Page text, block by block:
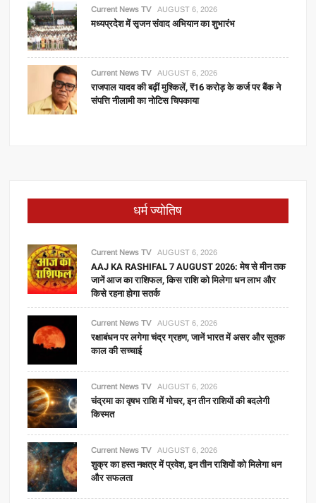
Current News TV AUGUST 6, 2026
मध्यप्रदेश में सृजन संवाद अभियान का शुभारंभ
Current News TV AUGUST 6, 2026
राजपाल यादव की बढ़ीं मुश्किलें, ₹16 करोड़ के कर्ज पर बैंक ने
संपत्ति नीलामी का नोटिस चिपकाया
धर्म ज्योतिष
Current News TV AUGUST 6, 2026
AAJ KA RASHIFAL 7 AUGUST 2026: मेष से मीन तक
जानें आज का राशिफल, किस राशि को मिलेगा धन लाभ और
किसे रहना होगा सतर्क
Current News TV AUGUST 6, 2026
रक्षाबंधन पर लगेगा चंद्र ग्रहण, जानें भारत में असर और सूतक
काल की सच्चाई
Current News TV AUGUST 6, 2026
चंद्रमा का वृषभ राशि में गोचर, इन तीन राशियों की बदलेगी
किस्मत
Current News TV AUGUST 6, 2026
शुक्र का हस्त नक्षत्र में प्रवेश, इन तीन राशियों को मिलेगा धन
और सफलता